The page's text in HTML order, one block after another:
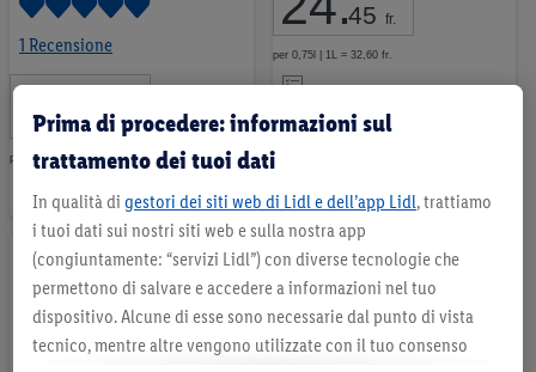
1 Recensione
28.95 fr.
per 0,75l | 1L = 38,60 fr.
45 fr.
per 0,75l | 1L = 32,60 fr.
Nell’elenco
Prima di procedere: informazioni sul
trattamento dei tuoi dati
In qualità di gestori dei siti web di Lidl e dell’app Lidl, trattiamo
i tuoi dati sui nostri siti web e sulla nostra app
(congiuntamente: “servizi Lidl”) con diverse tecnologie che
permettono di salvare e accedere a informazioni nel tuo
dispositivo. Alcune di esse sono necessarie dal punto di vista
tecnico, mentre altre vengono utilizzate con il tuo consenso